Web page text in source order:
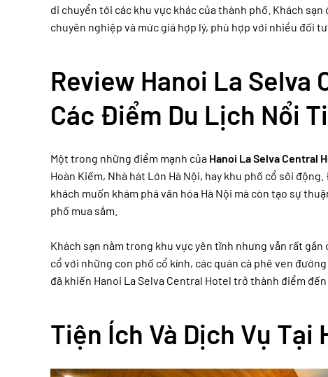
di chuyển tới các khu vực khác của thành phố. Khách
chuyên nghiệp và mức giá hợp lý, phù hợp với nhiều đối
Review Hanoi La Selva
Các Điểm Du Lịch Nổi
Một trong những điểm mạnh của Hanoi La Selva Central
Hoàn Kiếm, Nhà hát Lớn Hà Nội, hay khu phố cổ sôi
khách muốn khám phá văn hóa Hà Nội mà còn tạo sự
phố mua sắm.
Khách sạn nằm trong khu vực yên tĩnh nhưng vẫn rất
cổ với những con phố cổ kính, các quán cà phê ven
đã khiến Hanoi La Selva Central Hotel trở thành điểm
Tiện Ích Và Dịch Vụ Tại